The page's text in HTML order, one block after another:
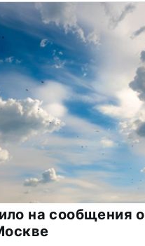
на сообщения о